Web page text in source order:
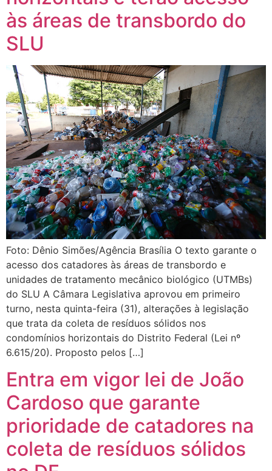
às áreas de transbordo do
SLU
Foto: Dênio Simões/Agência Brasília O texto garante o
acesso dos catadores às áreas de transbordo e
unidades de tratamento mecânico biológico (UTMBs)
do SLU A Câmara Legislativa aprovou em primeiro
turno, nesta quinta-feira (31), alterações à legislação
que trata da coleta de resíduos sólidos nos
condomínios horizontais do Distrito Federal (Lei nº
6.615/20). Proposto pelos […]
Entra em vigor lei de João
Cardoso que garante
prioridade de catadores na
coleta de resíduos sólidos